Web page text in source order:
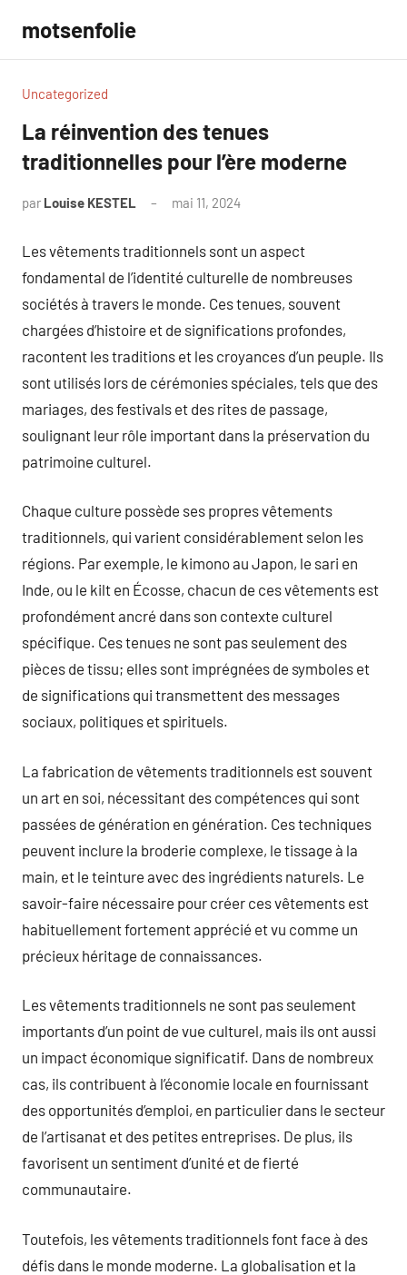
contenu
motsenfolie
Uncategorized
La réinvention des tenues
traditionnelles pour l’ère moderne
par Louise KESTEL mai 11, 2024
Les vêtements traditionnels sont un aspect
fondamental de l’identité culturelle de nombreuses
sociétés à travers le monde. Ces tenues, souvent
chargées d’histoire et de significations profondes,
racontent les traditions et les croyances d’un peuple. Ils
sont utilisés lors de cérémonies spéciales, tels que des
mariages, des festivals et des rites de passage,
soulignant leur rôle important dans la préservation du
patrimoine culturel.
Chaque culture possède ses propres vêtements
traditionnels, qui varient considérablement selon les
régions. Par exemple, le kimono au Japon, le sari en
Inde, ou le kilt en Écosse, chacun de ces vêtements est
profondément ancré dans son contexte culturel
spécifique. Ces tenues ne sont pas seulement des
pièces de tissu; elles sont imprégnées de symboles et
de significations qui transmettent des messages
sociaux, politiques et spirituels.
La fabrication de vêtements traditionnels est souvent
un art en soi, nécessitant des compétences qui sont
passées de génération en génération. Ces techniques
peuvent inclure la broderie complexe, le tissage à la
main, et le teinture avec des ingrédients naturels. Le
savoir-faire nécessaire pour créer ces vêtements est
habituellement fortement apprécié et vu comme un
précieux héritage de connaissances.
Les vêtements traditionnels ne sont pas seulement
importants d’un point de vue culturel, mais ils ont aussi
un impact économique significatif. Dans de nombreux
cas, ils contribuent à l’économie locale en fournissant
des opportunités d’emploi, en particulier dans le secteur
de l’artisanat et des petites entreprises. De plus, ils
favorisent un sentiment d’unité et de fierté
communautaire.
Toutefois, les vêtements traditionnels font face à des
défis dans le monde moderne. La globalisation et la